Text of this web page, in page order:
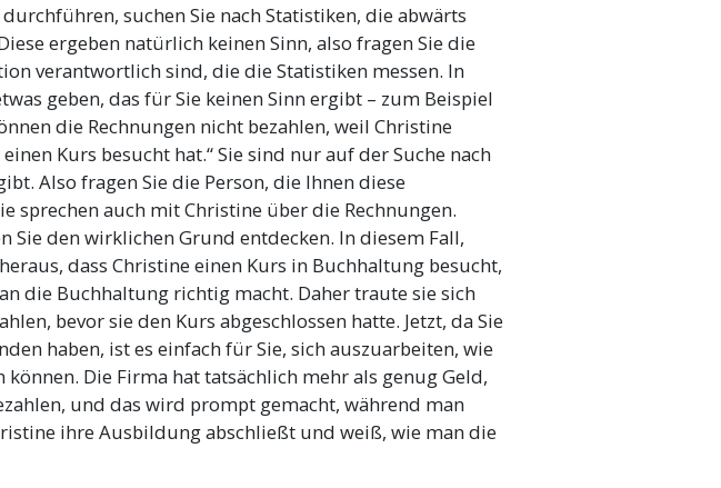
suchen Sie nach Statistiken, die abwärts
ergeben natürlich keinen Sinn, also fragen Sie die
verantwortlich sind, die die Statistiken messen. In
geben, das für Sie keinen Sinn ergibt – zum Beispiel
die Rechnungen nicht bezahlen, weil Christine
Kurs besucht hat.“ Sie sind nur auf der Suche nach
Also fragen Sie die Person, die Ihnen diese
sprechen auch mit Christine über die Rechnungen.
Sie den wirklichen Grund entdecken. In diesem Fall,
dass Christine einen Kurs in Buchhaltung besucht,
die Buchhaltung richtig macht. Daher traute sie sich
bevor sie den Kurs abgeschlossen hatte. Jetzt, da Sie
haben, ist es einfach für Sie, sich auszuarbeiten, wie
Die Firma hat tatsächlich mehr als genug Geld,
und das wird prompt gemacht, während man
ihre Ausbildung abschließt und weiß, wie man die